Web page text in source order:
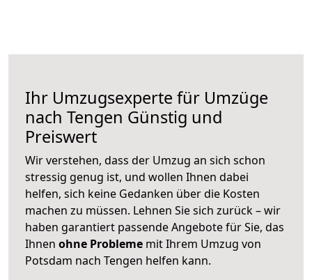
Ihr Umzugsexperte für Umzüge
nach Tengen Günstig und
Preiswert
Wir verstehen, dass der Umzug an sich schon
stressig genug ist, und wollen Ihnen dabei
helfen, sich keine Gedanken über die Kosten
machen zu müssen. Lehnen Sie sich zurück – wir
haben garantiert passende Angebote für Sie, das
Ihnen ohne Probleme mit Ihrem Umzug von
Potsdam nach Tengen helfen kann.